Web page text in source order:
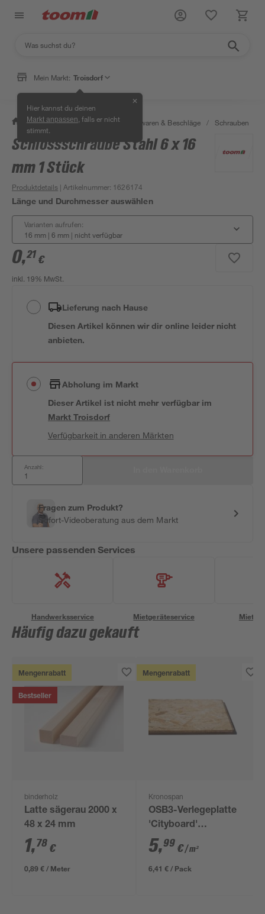
Mein Markt: Troisdorf
Hier kannst du deinen
Markt anpassen , falls er nicht
stimmt.
✕
/ Werkstatt & Maschinen / Eisenwaren & Beschläge / Schrauben
Schlossschraube Stahl 6 x 16
mm 1 Stück
Produktdetails | Artikelnummer: 1626174
Länge und Durchmesser auswählen
Varianten aufrufen:
16 mm | 6 mm | nicht verfügbar
0,21 €
inkl. 19% MwSt.
Lieferung nach Hause
Diesen Artikel können wir dir online leider nicht
anbieten.
Abholung im Markt
Dieser Artikel ist nicht mehr verfügbar im
MarktTroisdorf
Verfügbarkeit in anderen Märkten
Anzahl:
Fragen zum Produkt?
Sofort-Videoberatung aus dem Markt
Unsere passenden Services
Handwerksservice Mietgeräteservice
Häufig dazu gekauft
Mengenrabatt
Bestseller
binderholz
Latte sägerau 2000 x
48 x 24 mm
1,78 €
0,89 € / Meter
Mengenrabatt
Kronospan
OSB3-Verlegeplatte
'Cityboard'
ungeschliffen 1690 x
634 x 12 mm
5,99 €/ m²
6,41 € / Pack